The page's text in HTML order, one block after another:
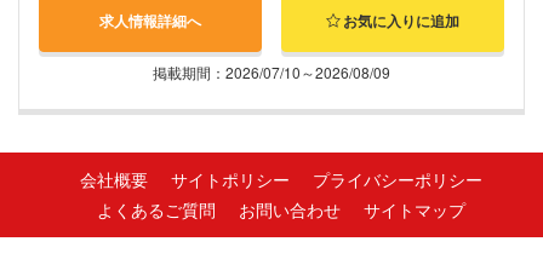
求人情報詳細へ お気に入りに追加
掲載期間：2026/07/10～2026/08/09
会社概要 サイトポリシー
プライバシーポリシー
よくあるご質問
お問い合わせ サイトマップ